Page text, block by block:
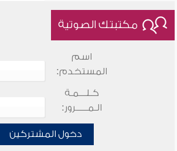
مكتبتك الصوتية
اسم
المستخدم:
كـلـــمـة
الـمـــــرور:
دخول المشتركين